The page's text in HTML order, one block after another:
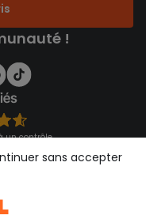
!
un contrôle
sans accepter